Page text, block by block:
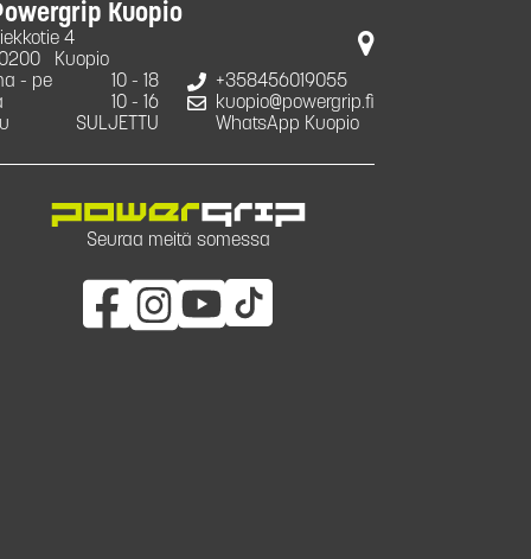
Kuopio
4
Kuopio
- pe
10 - 18
10 - 16
SULJETTU
+358456019055
kuopio@powergrip.fi
WhatsApp Kuopio
Seuraa meitä somessa